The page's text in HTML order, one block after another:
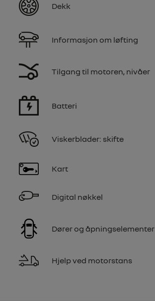
Dekk
Informasjon om løfting
Tilgang til motoren, nivåer
Batteri
Viskerblader: skifte
Kart
Digital nøkkel
Dører og åpningselementer
Hjelp ved motorstans